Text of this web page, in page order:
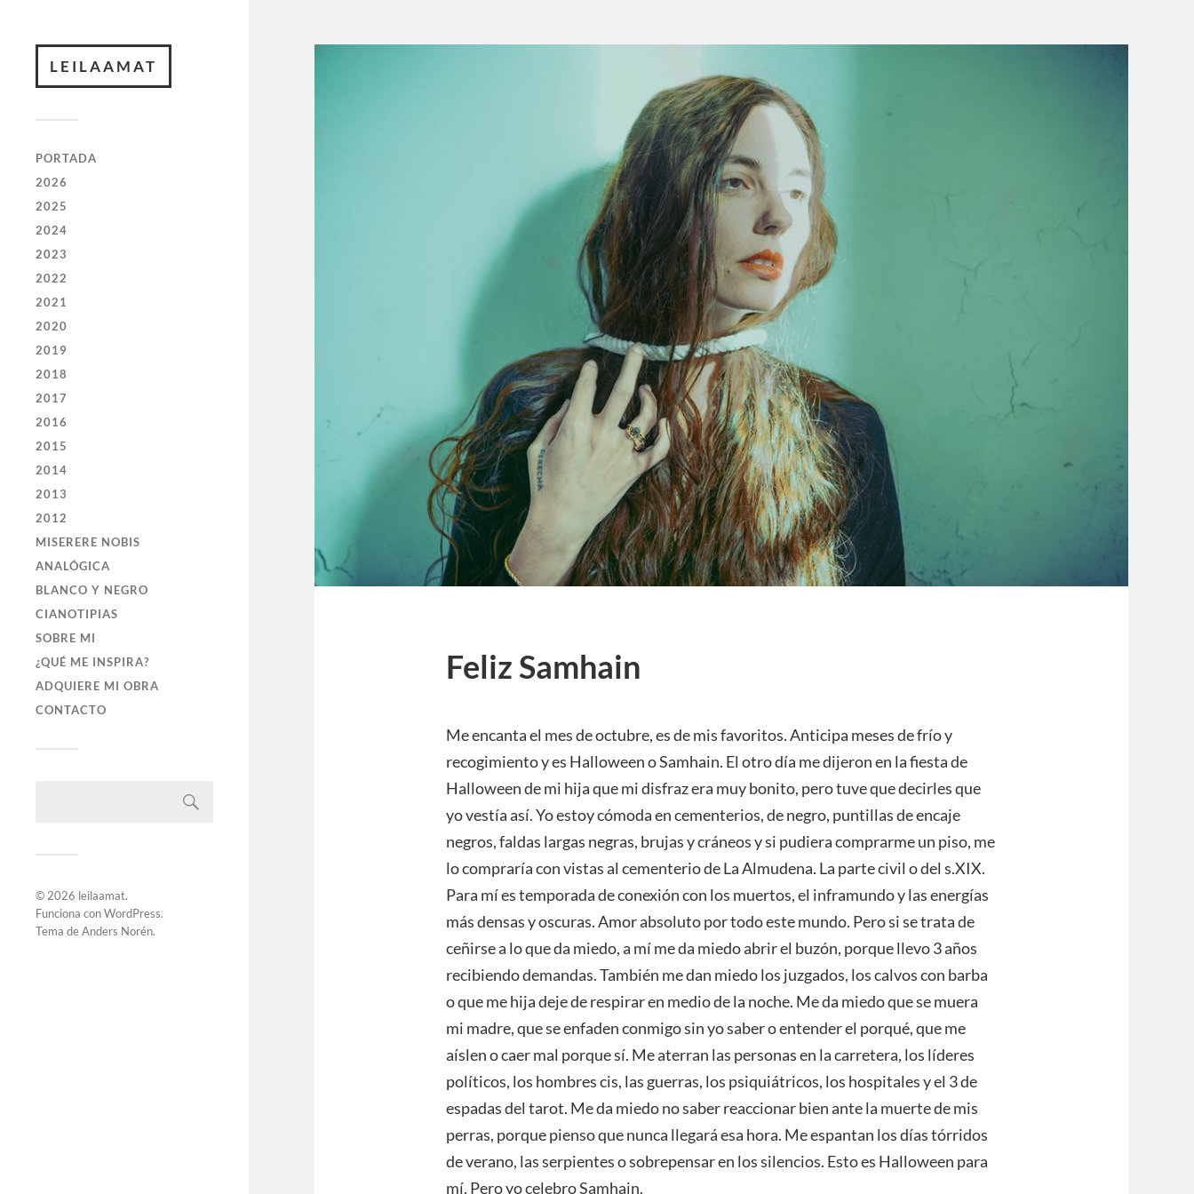
LEILAAMAT
PORTADA
2026
2025
2024
2023
2022
2021
2020
2019
2018
2017
2016
2015
2014
2013
2012
MISERERE NOBIS
ANALÓGICA
BLANCO Y NEGRO
CIANOTIPIAS
SOBRE MI
¿QUÉ ME INSPIRA?
ADQUIERE MI OBRA
CONTACTO
© 2026 leilaamat.
Funciona conWordPress.
Tema deAnders Norén.
Feliz Samhain
Me encanta el mes de octubre, es de mis favoritos. Anticipa meses de frío y
recogimiento y es Halloween o Samhain. El otro día me dijeron en la fiesta de
Halloween de mi hija que mi disfraz era muy bonito, pero tuve que decirles que
yo vestía así. Yo estoy cómoda en cementerios, de negro, puntillas de encaje
negros, faldas largas negras, brujas y cráneos y si pudiera comprarme un piso, me
lo compraría con vistas al cementerio de La Almudena. La parte civil o del s.XIX.
Para mí es temporada de conexión con los muertos, el inframundo y las energías
más densas y oscuras. Amor absoluto por todo este mundo. Pero si se trata de
ceñirse a lo que da miedo, a mí me da miedo abrir el buzón, porque llevo 3 años
recibiendo demandas. También me dan miedo los juzgados, los calvos con barba
o que me hija deje de respirar en medio de la noche. Me da miedo que se muera
mi madre, que se enfaden conmigo sin yo saber o entender el porqué, que me
aíslen o caer mal porque sí. Me aterran las personas en la carretera, los líderes
políticos, los hombres cis, las guerras, los psiquiátricos, los hospitales y el 3 de
espadas del tarot. Me da miedo no saber reaccionar bien ante la muerte de mis
perras, porque pienso que nunca llegará esa hora. Me espantan los días tórridos
de verano, las serpientes o sobrepensar en los silencios. Esto es Halloween para
mí. Pero yo celebro Samhain.